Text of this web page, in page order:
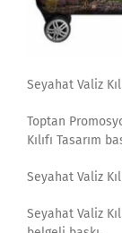
Seyahat Valiz
Toptan
Kılıfı Tasarım
Seyahat Valiz
Seyahat Valiz